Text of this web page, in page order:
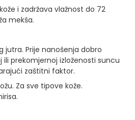
i zadržava vlažnost do 72
mekša.
jutra. Prije nanošenja dobro
ili prekomjernoj izloženosti suncu
zaštitni faktor.
Za sve tipove kože.